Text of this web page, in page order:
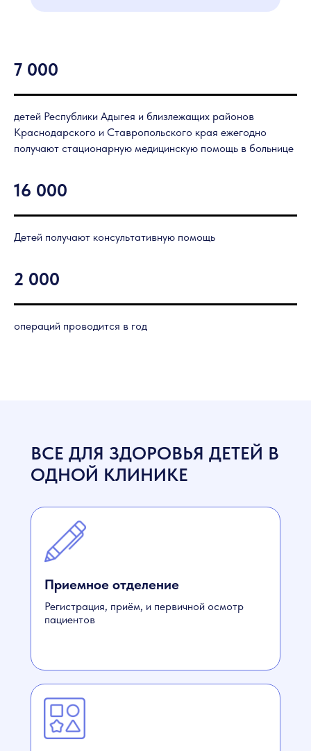
7 000
детей Республики Адыгея и близлежащих районов
Краснодарского и Ставропольского края ежегодно
получают стационарную медицинскую помощь в больнице
16 000
Детей получают консультативную помощь
2 000
операций проводится в год
Приемное отделение
Регистрация, приём, и первичной осмотр
пациентов
ВСЕ ДЛЯ ЗДОРОВЬЯ ДЕТЕЙ В
ОДНОЙ КЛИНИКЕ